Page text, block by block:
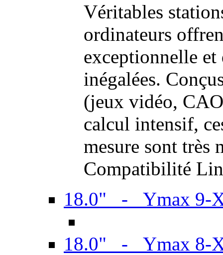
Véritables
ordinateurs
exceptionnelle et
inégalées.
(jeux vidéo,
calcul intensif,
mesure sont très
Compatibilité
18.0" - Ymax 9-
18.0" - Ymax 8-